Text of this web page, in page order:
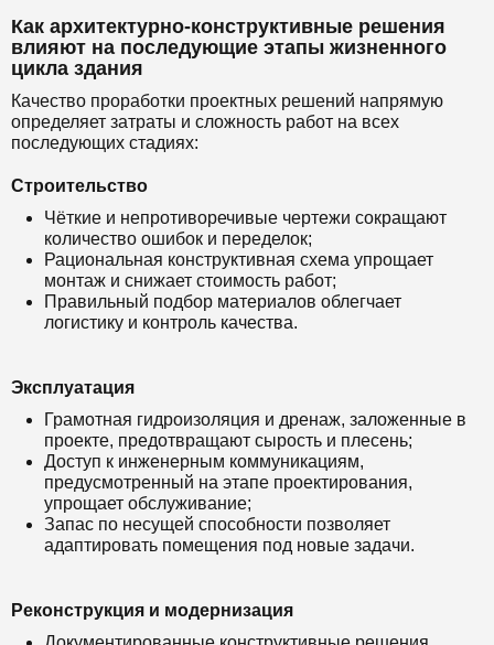
Как архитектурно-конструктивные решения
влияют на последующие этапы жизненного
цикла здания
Качество проработки проектных решений напрямую
определяет затраты и сложность работ на всех
последующих стадиях:
Строительство
Чёткие и непротиворечивые чертежи сокращают
количество ошибок и переделок;
Рациональная конструктивная схема упрощает
монтаж и снижает стоимость работ;
Правильный подбор материалов облегчает
логистику и контроль качества.
Эксплуатация
Грамотная гидроизоляция и дренаж, заложенные в
проекте, предотвращают сырость и плесень;
Доступ к инженерным коммуникациям,
предусмотренный на этапе проектирования,
упрощает обслуживание;
Запас по несущей способности позволяет
адаптировать помещения под новые задачи.
Реконструкция и модернизация